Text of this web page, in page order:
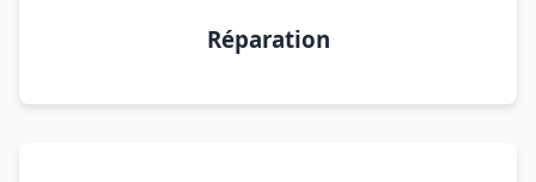
Réparation